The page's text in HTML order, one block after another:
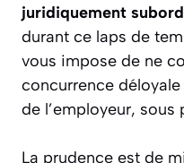
juridiquement
durant ce laps de
vous impose de ne
concurrence
de l’employeur,
La prudence est de